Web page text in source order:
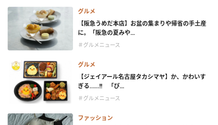
グルメ
【阪急うめだ本店】お盆の集まりや帰省の手土産
に。「阪急の夏みや...
＃グルメニュース
グルメ
【ジェイアール名古屋タカシマヤ】か、かわいす
ぎる……!! 「ぴ...
＃グルメニュース
ファッション